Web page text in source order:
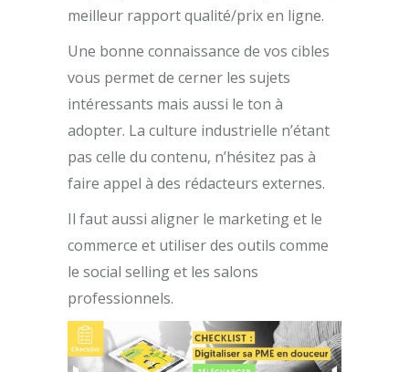
meilleur rapport qualité/prix en ligne.
Une bonne connaissance de vos cibles
vous permet de cerner les sujets
intéressants mais aussi le ton à
adopter. La culture industrielle n’étant
pas celle du contenu, n’hésitez pas à
faire appel à des rédacteurs externes.
Il faut aussi aligner le marketing et le
commerce et utiliser des outils comme
le social selling et les salons
professionnels.